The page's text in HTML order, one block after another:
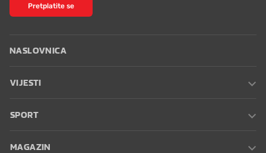
Pretplatite se
NASLOVNICA
VIJESTI
SPORT
MAGAZIN